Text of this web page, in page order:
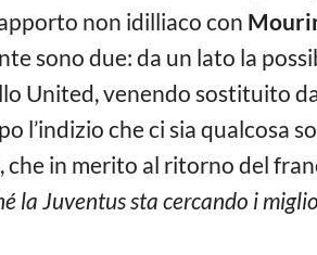
non idilliaco con
sono due: da un lato la
United, venendo sostituito
l’indizio che ci sia qualcosa
che in merito al ritorno del
la Juventus sta cercando i